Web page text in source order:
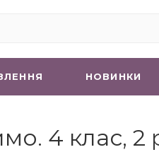
НОВИНКИ
4 клас, 2